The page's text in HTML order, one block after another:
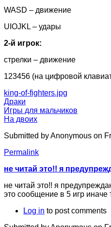
WASD – движение
UIOJKL – удары
2-й игрок:
стрелки – движение
123456 (на цифровой
king-of-fighters.jpg
Драки
Игры для мальчиков
На двоих
Submitted byAnonymous on
Permalink
не читай это!! я
не читай это!! я
это сообщение в 5 игр
Log in to post comments